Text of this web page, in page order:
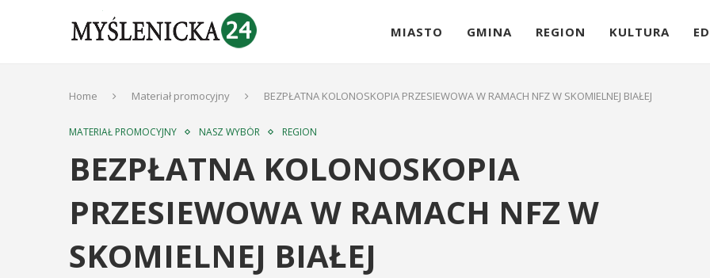
MIASTO GMINA REGION KULTURA
Home Materiał promocyjny BEZPŁATNA KOLONOSKOPIA PRZESIEWOWA W RAMACH NFZ W SKOMIELNEJ BIAŁEJ
MATERIAŁ PROMOCYJNY NASZ WYBÓR REGION
BEZPŁATNA KOLONOSKOPIA
PRZESIEWOWA W RAMACH NFZ W
SKOMIELNEJ BIAŁEJ